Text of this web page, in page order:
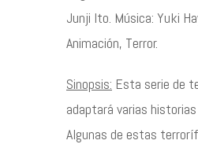
Junji Ito. Música: Yuki
Animación, Terror.
Sinopsis: Esta serie de
adaptará varias
Algunas de estas